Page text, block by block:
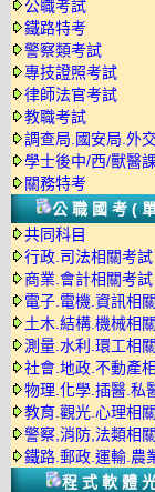
公職考試
鐵路特考
警察類考試
專技證照考試
律師法官考試
教職考試
調查局.國安局.外
學士後中/西/獸醫
關務特考
公職國考(
共同科目
行政.司法相關考試
商業.會計相關考試
電子.電機.資訊相
土木.結構.機械相
測量.水利.環工相
社會.地政.不動產
物理.化學.插醫.私
教育.觀光.心理相
警察,消防,法類相
鐵路.郵政.運輸.農
程式軟體